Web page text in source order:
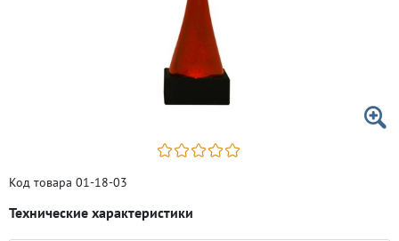
Код товара 01-18-03
Технические характеристики